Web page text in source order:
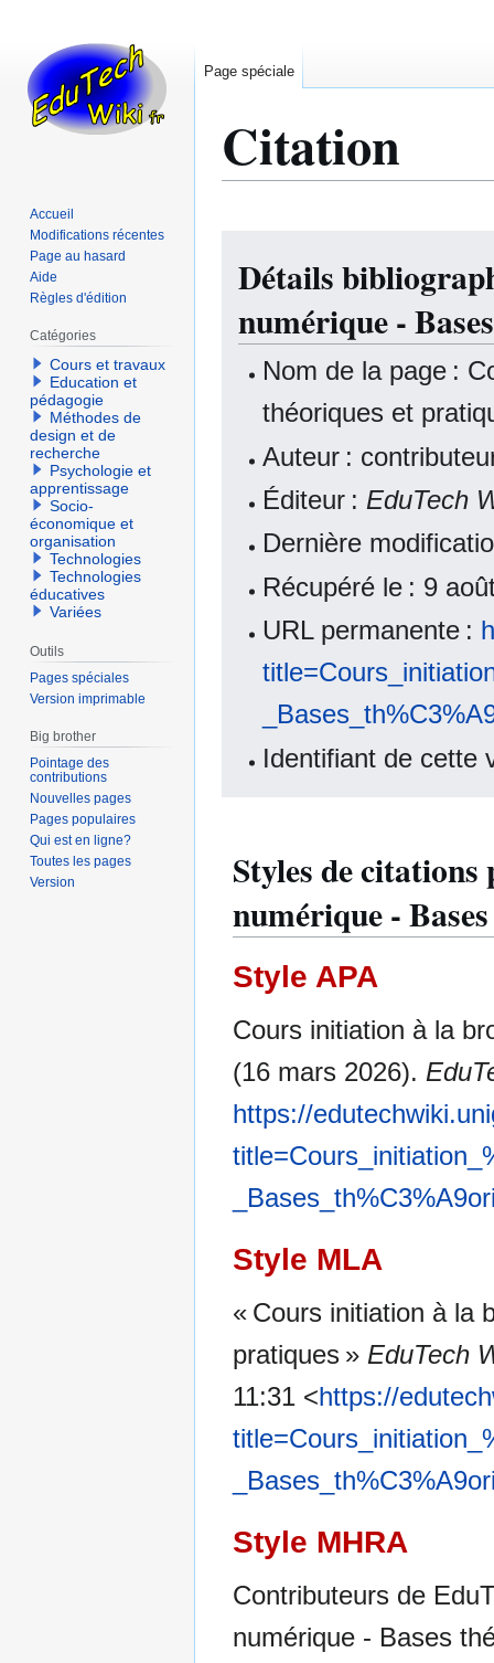
Citation
navigation
recherche
Détails
numérique -
Nom de la page :
théoriques et
Auteur :
Éditeur : EduTech
Dernière
Récupéré le : 9
URL permanente :
Identifiant de cette
Styles de
numérique -
Style APA
Cours initiation à la
(16 mars 2026).
https://
Style MLA
« Cours initiation à la
pratiques » EduTech
11:31 <https://
Style MHRA
Contributeurs de
numérique - Bases
Page spéciale
Accueil
Modifications récentes
Page au hasard
Aide
Règles d'édition
Catégories
Cours et travaux
Education et
pédagogie
Méthodes de
design et de
recherche
Psychologie et
apprentissage
Socio-
économique et
organisation
Technologies
Technologies
éducatives
Variées
Outils
Pages spéciales
Version imprimable
Big brother
Pointage des
contributions
Nouvelles pages
Pages populaires
Qui est en ligne?
Toutes les pages
Version